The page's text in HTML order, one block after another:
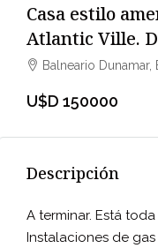
Casa estilo
Atlantic Ville.
Balneario Dunamar,
U$D 150000
Descripción
A terminar. Está
Instalaciones de